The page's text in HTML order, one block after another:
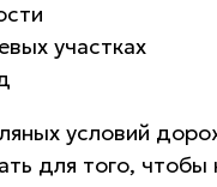
участках
условий
для того,